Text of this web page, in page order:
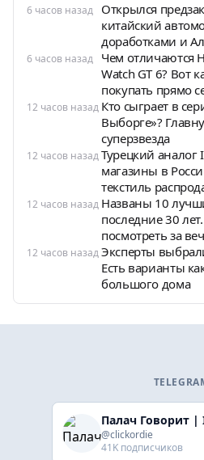
6 часов назад
Открылся
китайский
доработками и
6 часов назад
Чем отличаются
Watch GT 6? Вот
покупать прямо
12 часов назад Кто сыграет в
Выборге»?
суперзвезда
12 часов назадТурецкий аналог
магазины в
текстиль
12 часов назад Названы 10
последние 30
посмотреть за
12 часов назадЭксперты
Есть варианты
большого дома
@clickordie
41K подписчиков